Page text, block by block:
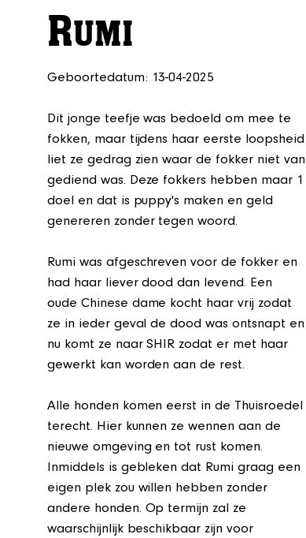
RUMI
Geboortedatum: 13-04-2025
Dit jonge teefje was bedoeld om mee te
fokken, maar tijdens haar eerste loopsheid
liet ze gedrag zien waar de fokker niet van
gediend was. Deze fokkers hebben maar 1
doel en dat is puppy's maken en geld
genereren zonder tegen woord.
Rumi was afgeschreven voor de fokker en
had haar liever dood dan levend. Een
oude Chinese dame kocht haar vrij zodat
ze in ieder geval de dood was ontsnapt en
nu komt ze naar SHIR zodat er met haar
gewerkt kan worden aan de rest.
Alle honden komen eerst in de Thuisroedel
terecht. Hier kunnen ze wennen aan de
nieuwe omgeving en tot rust komen.
Inmiddels is gebleken dat Rumi graag een
eigen plek zou willen hebben zonder
andere honden. Op termijn zal ze
waarschijnlijk beschikbaar zijn voor